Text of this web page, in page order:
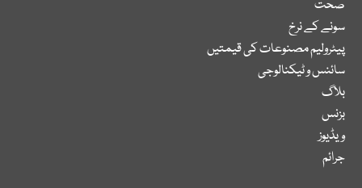
صحت
سونے کے نرخ
پیٹرولیم مصنوعات کی قیمتیں
سائنس و ٹیکنالوجی
بلاگ
بزنس
ویڈیوز
جرائم